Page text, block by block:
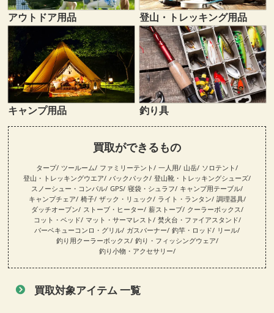
アウトドア用品 登山・トレッキング用品
キャンプ用品 釣り具
買取ができるもの
タープ ツールーム ファミリーテント 一人用 山岳 ソロテント
登山・トレッキングウエア
バックパック
登山靴・トレッキングシューズ
スノーシュー・コンパル GPS 寝袋・シュラフ
キャンプ用テーブル
キャンプチェア 椅子 ザック・リュック ライト・ランタン 調理器具
ダッチオーブン
ストーブ・ヒーター 薪ストーブ
クーラーボックス
コット・ベッド
マット・サーマレスト
焚火台・ファイアスタンド
バーベキューコンロ・グリル ガスバーナー 釣竿・ロッド
リール
釣り用クーラーボックス
釣り・フィッシングウェア
釣り小物・アクセサリー
買取対象アイテム 一覧